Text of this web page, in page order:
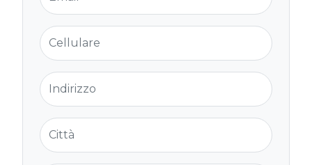
Cellulare
Indirizzo
Città